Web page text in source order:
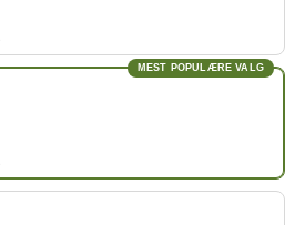
MEST POPULÆRE VALG